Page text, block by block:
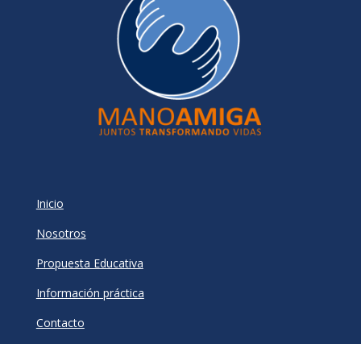
Inicio
Nosotros
Propuesta Educativa
Información práctica
Contacto